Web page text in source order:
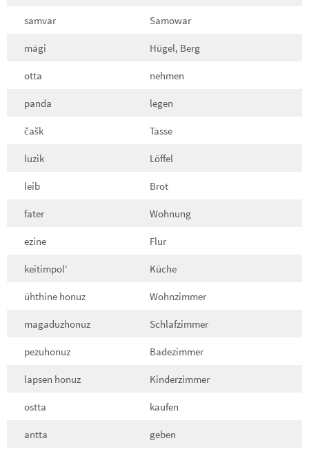
samvar Samowar
mägi Hügel, Berg
otta nehmen
panda legen
čašk Tasse
luzik Löffel
leib Brot
fater Wohnung
ezine Flur
keitimpol‘ Küche
ühthine honuz Wohnzimmer
magaduzhonuz Schlafzimmer
pezuhonuz Badezimmer
lapsen honuz Kinderzimmer
ostta kaufen
antta geben